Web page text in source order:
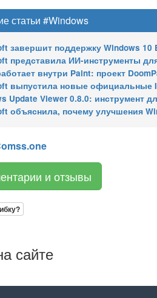
статьи #Windows
поддержку Windows 10 Enterprise
представила ИИ-инструменты для
внутри Paint: проект
выпустила новые официальные
Viewer 0.8.0: инструмент для
объяснила, почему улучшения
и отзывы
сайте